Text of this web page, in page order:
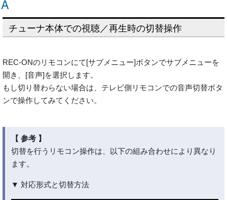
チューナ本体での視聴／再生時の切替操作
REC-ONのリモコンにて[サブメニュー]ボタンでサブメニューを
開き、[音声]を選択します。
もし切り替わらない場合は、テレビ側リモコンでの音声切替ボタ
ンで操作してみてください。
【 参考 】
切替を行うリモコン操作は、以下の組み合わせにより異なり
ます。
▼ 対応形式と切替方法